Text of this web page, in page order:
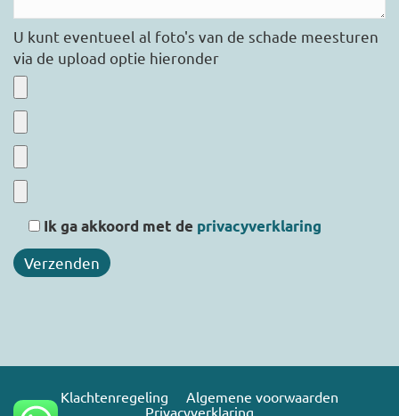
U kunt eventueel al foto's van de schade meesturen
via de upload optie hieronder
Ik ga akkoord met de privacyverklaring
Klachtenregeling
Algemene voorwaarden
Privacyverklaring